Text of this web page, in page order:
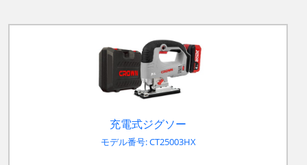
充電式ジグソー
モデル番号: CT25003HX